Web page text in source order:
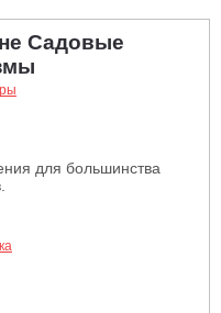
Садовые
для большинства